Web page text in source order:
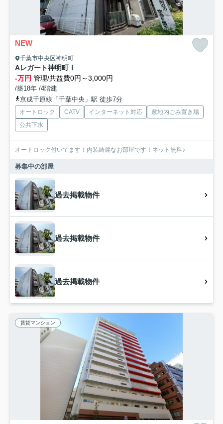
NEW
千葉市中央区神明町
Aレガート神明町Ⅰ
-万円 管理/共益費0円～3,000円
/築18年 /4階建
京成千原線「千葉中央」駅 徒歩7分
オートロック CATV インターネット対応
敷地内ごみ置き場
公共下水
オートロック付いてます！内装綺麗なお部屋です！ネット無料♪
募集中の部屋
過去掲載物件
過去掲載物件
過去掲載物件
賃貸マンション